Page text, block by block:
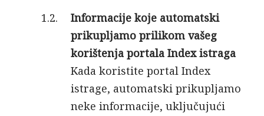
Informacije koje automatski
prikupljamo prilikom vašeg
korištenja portala Index istraga
Kada koristite portal Index
istrage, automatski prikupljamo
neke informacije, uključujući